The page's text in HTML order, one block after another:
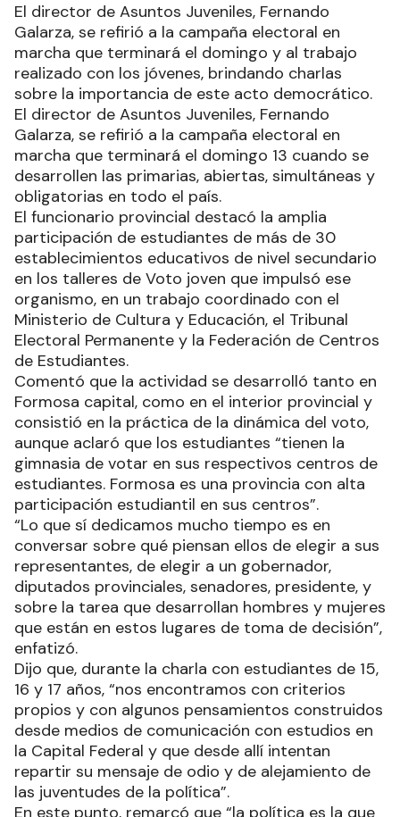
El director de Asuntos Juveniles, Fernando
Galarza, se refirió a la campaña electoral en
marcha que terminará el domingo y al trabajo
realizado con los jóvenes, brindando charlas
sobre la importancia de este acto democrático.
El director de Asuntos Juveniles, Fernando
Galarza, se refirió a la campaña electoral en
marcha que terminará el domingo 13 cuando se
desarrollen las primarias, abiertas, simultáneas y
obligatorias en todo el país.
El funcionario provincial destacó la amplia
participación de estudiantes de más de 30
establecimientos educativos de nivel secundario
en los talleres de Voto joven que impulsó ese
organismo, en un trabajo coordinado con el
Ministerio de Cultura y Educación, el Tribunal
Electoral Permanente y la Federación de Centros
de Estudiantes.
Comentó que la actividad se desarrolló tanto en
Formosa capital, como en el interior provincial y
consistió en la práctica de la dinámica del voto,
aunque aclaró que los estudiantes “tienen la
gimnasia de votar en sus respectivos centros de
estudiantes. Formosa es una provincia con alta
participación estudiantil en sus centros”.
“Lo que sí dedicamos mucho tiempo es en
conversar sobre qué piensan ellos de elegir a sus
representantes, de elegir a un gobernador,
diputados provinciales, senadores, presidente, y
sobre la tarea que desarrollan hombres y mujeres
que están en estos lugares de toma de decisión”,
enfatizó.
Dijo que, durante la charla con estudiantes de 15,
16 y 17 años, “nos encontramos con criterios
propios y con algunos pensamientos construidos
desde medios de comunicación con estudios en
la Capital Federal y que desde allí intentan
repartir su mensaje de odio y de alejamiento de
las juventudes de la política”.